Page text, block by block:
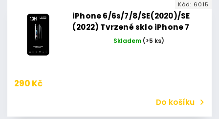
iPhone 6/6s/7/8/SE(2020)/SE
(2022) Tvrzené sklo iPhone 7
Skladem (>5 ks)
290 Kč
Do košíku
Kód: 6015